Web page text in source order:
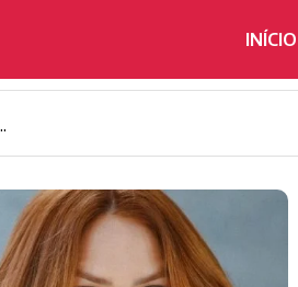
INÍCIO